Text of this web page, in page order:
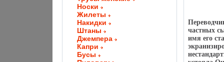
Носки
Жилеты
Накидки
Штаны
Джемпера
Капри
Бусы
частных
имя его